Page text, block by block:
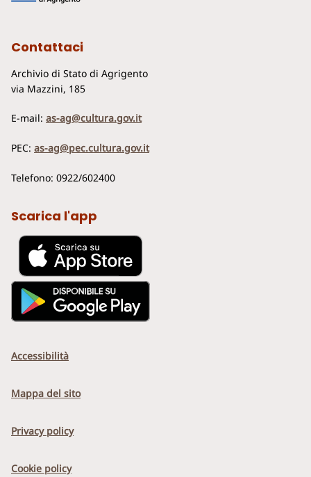
Contattaci
Archivio di Stato di Agrigento
via Mazzini, 185
E-mail: as-ag@cultura.gov.it
PEC: as-ag@pec.cultura.gov.it
Telefono: 0922/602400
Scarica l'app
Accessibilità
Mappa del sito
Privacy policy
Cookie policy